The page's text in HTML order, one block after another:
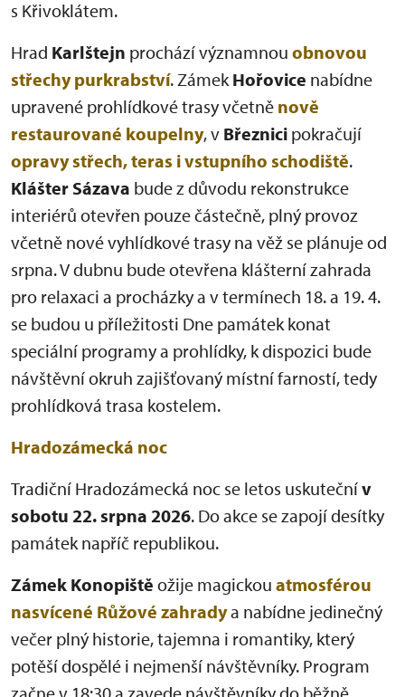
s Křivoklátem.
Hrad Karlštejn prochází významnou obnovou
střechy purkrabství. ZámekHořovice nabídne
upravené prohlídkové trasy včetně nově
restaurované koupelny, v Březnici pokračují
opravy střech, teras i vstupního schodiště.
Klášter Sázava bude z důvodu rekonstrukce
interiérů otevřen pouze částečně, plný provoz
včetně nové vyhlídkové trasy na věž se plánuje od
srpna. V dubnu bude otevřena klášterní zahrada
pro relaxaci a procházky a v termínech 18. a 19. 4.
se budou u příležitosti Dne památek konat
speciální programy a prohlídky, k dispozici bude
návštěvní okruh zajišťovaný místní farností, tedy
prohlídková trasa kostelem.
Hradozámecká noc
Tradiční Hradozámecká noc se letos uskutečnív
sobotu 22. srpna 2026. Do akce se zapojí desítky
památek napříč republikou.
Zámek Konopiště ožije magickou atmosférou
nasvícené Růžové zahradya nabídne jedinečný
večer plný historie, tajemna i romantiky, který
potěší dospělé i nejmenší návštěvníky. Program